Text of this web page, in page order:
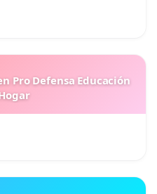
Pro Defensa Educación